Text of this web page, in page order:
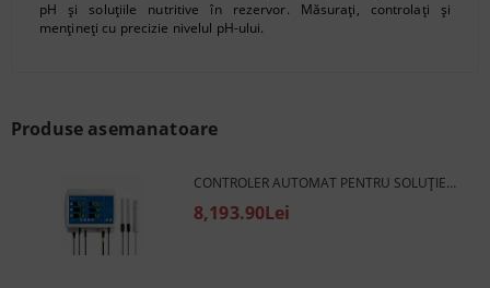
pH și soluțiile nutritive în rezervor. Măsurați, controlați și
mențineți cu precizie nivelul pH-ului.
Produse asemanatoare
CONTROLER AUTOMAT PENTRU SOLUȚIE DE PH BLUELAB PRO CONTROLLER
8,193.90Lei